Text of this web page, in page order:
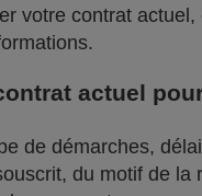
votre contrat
actuel
de démarches,
du motif de la